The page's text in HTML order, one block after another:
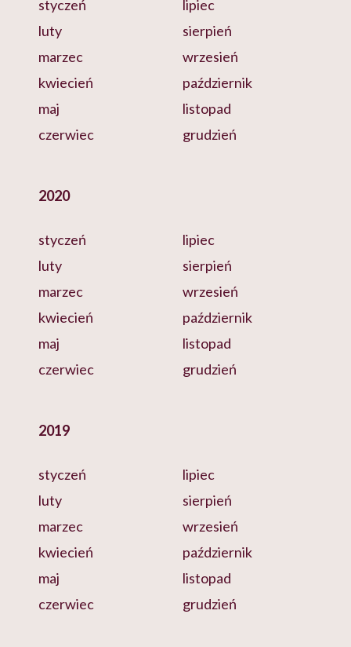
styczeń
luty
marzec
kwiecień
maj
czerwiec
lipiec
sierpień
wrzesień
październik
listopad
grudzień
2020
styczeń
luty
marzec
kwiecień
maj
czerwiec
lipiec
sierpień
wrzesień
październik
listopad
grudzień
2019
styczeń
luty
marzec
kwiecień
maj
czerwiec
lipiec
sierpień
wrzesień
październik
listopad
grudzień